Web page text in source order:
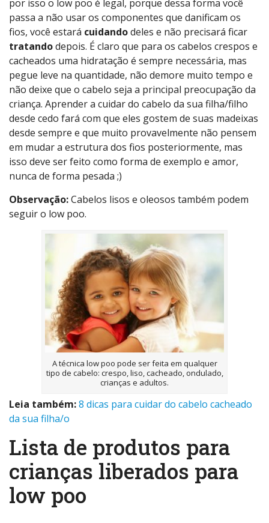
por isso o low poo é legal, porque dessa forma você
passa a não usar os componentes que danificam os
fios, você estará cuidandodeles e não precisará ficar
tratandodepois. É claro que para os cabelos crespos e
cacheados uma hidratação é sempre necessária, mas
pegue leve na quantidade, não demore muito tempo e
não deixe que o cabelo seja a principal preocupação da
criança. Aprender a cuidar do cabelo da sua filha/filho
desde cedo fará com que eles gostem de suas madeixas
desde sempre e que muito provavelmente não pensem
em mudar a estrutura dos fios posteriormente, mas
isso deve ser feito como forma de exemplo e amor,
nunca de forma pesada ;)
Observação:Cabelos lisos e oleosos também podem
seguir o low poo.
A técnica low poo pode ser feita em qualquer
tipo de cabelo: crespo, liso, cacheado, ondulado,
crianças e adultos.
Leia também:8 dicas para cuidar do cabelo cacheado
da sua filha/o
Lista de produtos para
crianças liberados para
low poo